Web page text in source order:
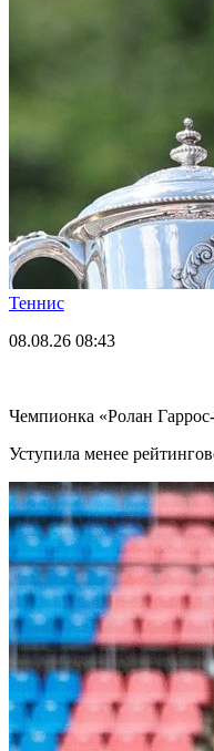
Теннис
08.08.26 08:43
Чемпионка «Ролан
Уступила менее